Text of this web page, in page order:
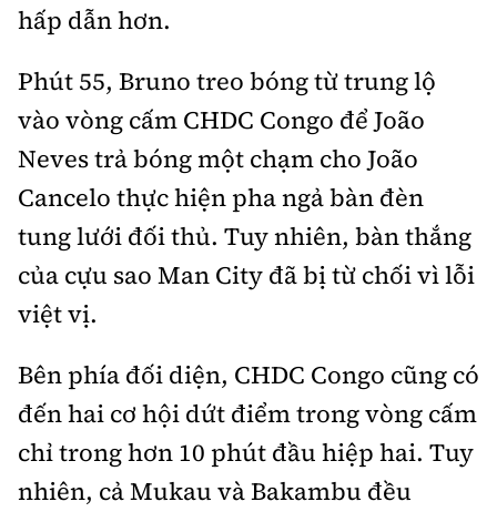
hấp dẫn hơn.
Phút 55, Bruno treo bóng từ trung lộ
vào vòng cấm CHDC Congo để João
Neves trả bóng một chạm cho João
Cancelo thực hiện pha ngả bàn đèn
tung lưới đối thủ. Tuy nhiên, bàn thắng
của cựu sao Man City đã bị từ chối vì lỗi
việt vị.
Bên phía đối diện, CHDC Congo cũng có
đến hai cơ hội dứt điểm trong vòng cấm
chỉ trong hơn 10 phút đầu hiệp hai. Tuy
nhiên, cả Mukau và Bakambu đều